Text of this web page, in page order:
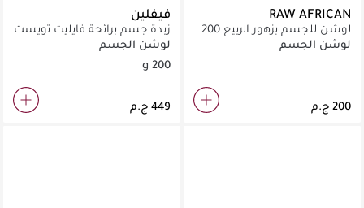
RAW AFRICAN
لوشن للجسم بزهور الربيع 200
مل
لوشن الجسم
فيفلين
زبدة جسم برائحة فايليت تويست
لوشن الجسم
200 g